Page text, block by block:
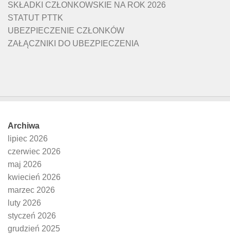
SKŁADKI CZŁONKOWSKIE NA ROK 2026
STATUT PTTK
UBEZPIECZENIE CZŁONKÓW
ZAŁĄCZNIKI DO UBEZPIECZENIA
Archiwa
lipiec 2026
czerwiec 2026
maj 2026
kwiecień 2026
marzec 2026
luty 2026
styczeń 2026
grudzień 2025